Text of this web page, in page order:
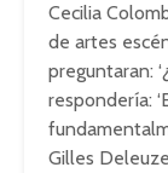
Cecilia
de artes
preguntaran:
respondería:
Gilles